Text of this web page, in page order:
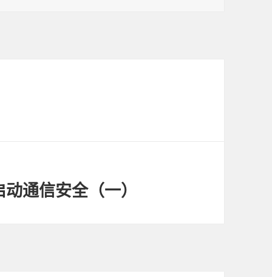
通信安全（一）